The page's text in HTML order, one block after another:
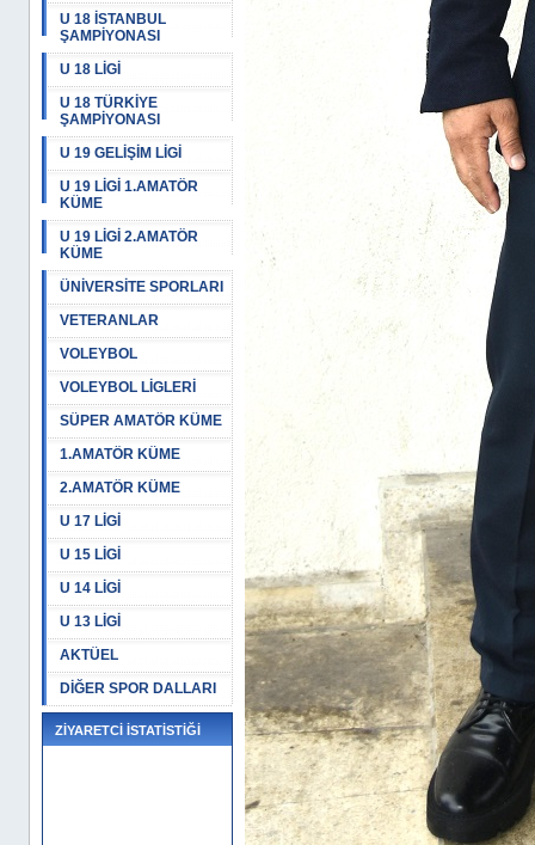
U 18 İSTANBUL
ŞAMPİYONASI
U 18 LİGİ
U 18 TÜRKİYE
ŞAMPİYONASI
U 19 GELİŞİM LİGİ
U 19 LİGİ 1.AMATÖR
KÜME
U 19 LİGİ 2.AMATÖR
KÜME
ÜNİVERSİTE SPORLARI
VETERANLAR
VOLEYBOL
VOLEYBOL LİGLERİ
SÜPER AMATÖR KÜME
1.AMATÖR KÜME
2.AMATÖR KÜME
U 17 LİGİ
U 15 LİGİ
U 14 LİGİ
U 13 LİGİ
AKTÜEL
DİĞER SPOR DALLARI
ZİYARETCİ İSTATİSTİĞİ